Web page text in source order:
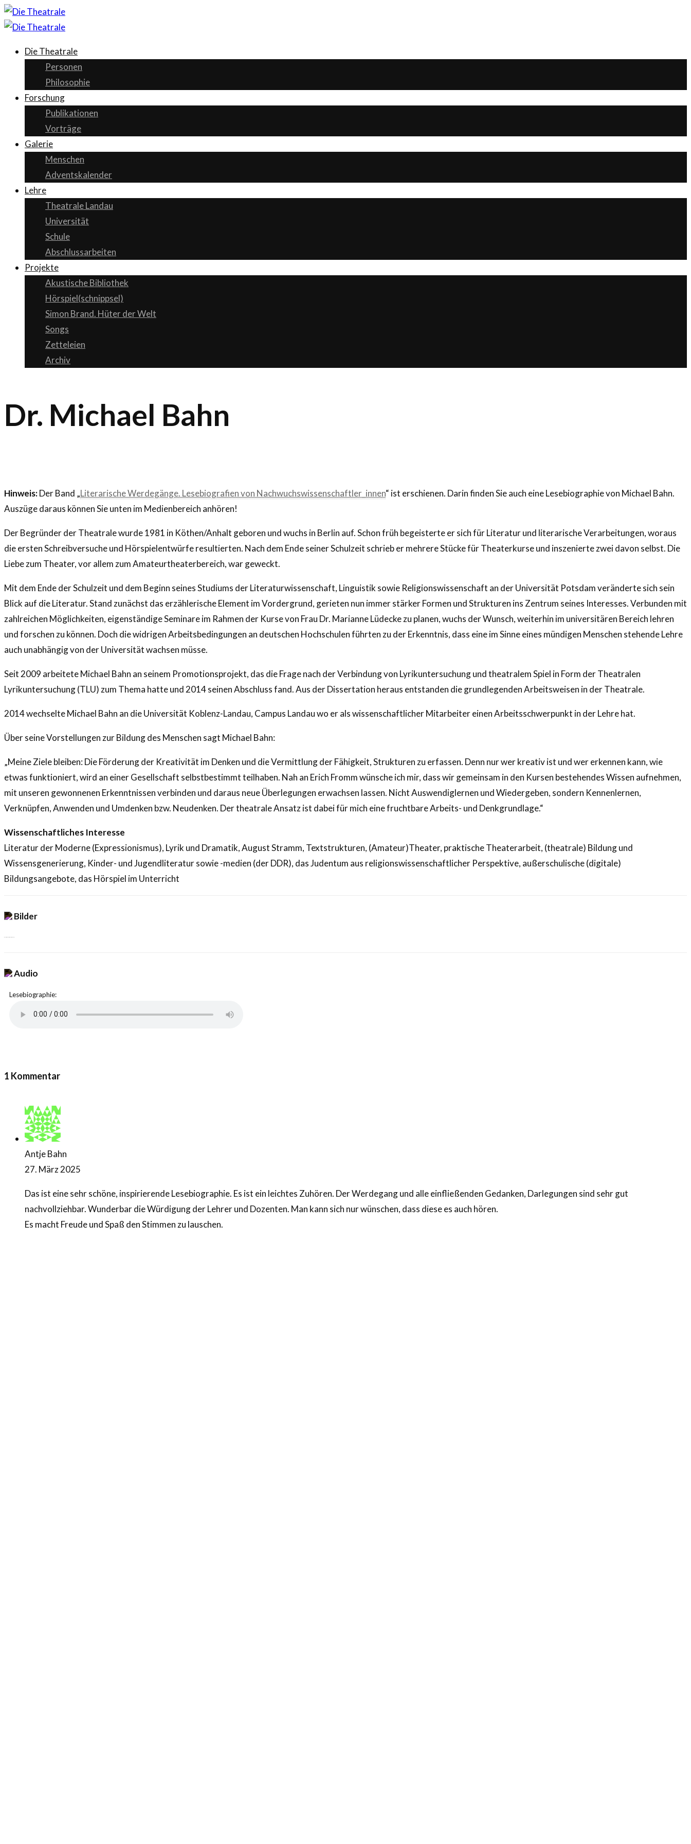
Die Theatrale
Personen
Philosophie
Forschung
Publikationen
Vorträge
Galerie
Menschen
Adventskalender
Lehre
Theatrale Landau
Universität
Schule
Abschlussarbeiten
Projekte
Akustische Bibliothek
Hörspiel(schnippsel)
Simon Brand. Hüter der Welt
Songs
Zetteleien
Archiv
Dr. Michael Bahn
Hinweis:Der Band „Literarische Werdegänge. Lesebiografien von Nachwuchswissenschaftler_innen“ ist erschienen. Darin finden Sie auch eine Lesebiographie von Michael Bahn.
Auszüge daraus können Sie unten im Medienbereich anhören!
Der Begründer der Theatrale wurde 1981 in Köthen/Anhalt geboren und wuchs in Berlin auf. Schon früh begeisterte er sich für Literatur und literarische Verarbeitungen, woraus
die ersten Schreibversuche und Hörspielentwürfe resultierten. Nach dem Ende seiner Schulzeit schrieb er mehrere Stücke für Theaterkurse und inszenierte zwei davon selbst. Die
Liebe zum Theater, vor allem zum Amateurtheaterbereich, war geweckt.
Mit dem Ende der Schulzeit und dem Beginn seines Studiums der Literaturwissenschaft, Linguistik sowie Religionswissenschaft an der Universität Potsdam veränderte sich sein
Blick auf die Literatur. Stand zunächst das erzählerische Element im Vordergrund, gerieten nun immer stärker Formen und Strukturen ins Zentrum seines Interesses. Verbunden mit
zahlreichen Möglichkeiten, eigenständige Seminare im Rahmen der Kurse von Frau Dr. Marianne Lüdecke zu planen, wuchs der Wunsch, weiterhin im universitären Bereich lehren
und forschen zu können. Doch die widrigen Arbeitsbedingungen an deutschen Hochschulen führten zu der Erkenntnis, dass eine im Sinne eines mündigen Menschen stehende Lehre
auch unabhängig von der Universität wachsen müsse.
Seit 2009 arbeitete Michael Bahn an seinem Promotionsprojekt, das die Frage nach der Verbindung von Lyrikuntersuchung und theatralem Spiel in Form der Theatralen
Lyrikuntersuchung (TLU) zum Thema hatte und 2014 seinen Abschluss fand. Aus der Dissertation heraus entstanden die grundlegenden Arbeitsweisen in der Theatrale.
2014 wechselte Michael Bahn an die Universität Koblenz-Landau, Campus Landau wo er als wissenschaftlicher Mitarbeiter einen Arbeitsschwerpunkt in der Lehre hat.
Über seine Vorstellungen zur Bildung des Menschen sagt Michael Bahn:
„Meine Ziele bleiben: Die Förderung der Kreativität im Denken und die Vermittlung der Fähigkeit, Strukturen zu erfassen. Denn nur wer kreativ ist und wer erkennen kann, wie
etwas funktioniert, wird an einer Gesellschaft selbstbestimmt teilhaben. Nah an Erich Fromm wünsche ich mir, dass wir gemeinsam in den Kursen bestehendes Wissen aufnehmen,
mit unseren gewonnenen Erkenntnissen verbinden und daraus neue Überlegungen erwachsen lassen. Nicht Auswendiglernen und Wiedergeben, sondern Kennenlernen,
Verknüpfen, Anwenden und Umdenken bzw. Neudenken. Der theatrale Ansatz ist dabei für mich eine fruchtbare Arbeits- und Denkgrundlage.“
Wissenschaftliches Interesse
Literatur der Moderne (Expressionismus), Lyrik und Dramatik, August Stramm, Textstrukturen, (Amateur)Theater, praktische Theaterarbeit, (theatrale) Bildung und
Wissensgenerierung, Kinder- und Jugendliteratur sowie -medien (der DDR), das Judentum aus religionswissenschaftlicher Perspektive, außerschulische (digitale)
Bildungsangebote, das Hörspiel im Unterricht
Bilder
Audio
Lesebiographie:
1 Kommentar
Antje Bahn
27. März 2025
Das ist eine sehr schöne, inspirierende Lesebiographie. Es ist ein leichtes Zuhören. Der Werdegang und alle einfließenden Gedanken, Darlegungen sind sehr gut
nachvollziehbar. Wunderbar die Würdigung der Lehrer und Dozenten. Man kann sich nur wünschen, dass diese es auch hören.
Es macht Freude und Spaß den Stimmen zu lauschen.